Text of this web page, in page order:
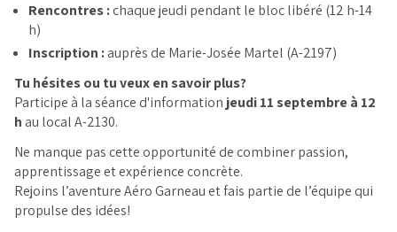
Rencontres :chaque jeudi pendant le bloc libéré (12 h-14
h)
Inscription :auprès de Marie-Josée Martel (A-2197)
Tu hésites ou tu veux en savoir plus?
Participe à la séance d'information jeudi 11 septembre à 12
hau local A-2130.
Ne manque pas cette opportunité de combiner passion,
apprentissage et expérience concrète.
Rejoins l’aventure Aéro Garneau et fais partie de l’équipe qui
propulse des idées!